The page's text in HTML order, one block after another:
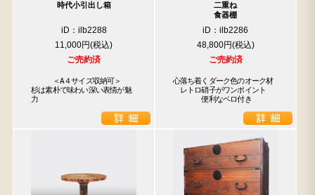
時代小引出し箱
iD：ilb2288
11,000円
ご売約済
＜A４サイズ収納可＞
杉は素朴で味わい深い表情が魅
力
二重ね
食器棚
iD：ilb2286
48,800円
ご売約済
心落ち着くダーク色のオーク材
レトロ硝子がワンポイント
便利なベロ付き